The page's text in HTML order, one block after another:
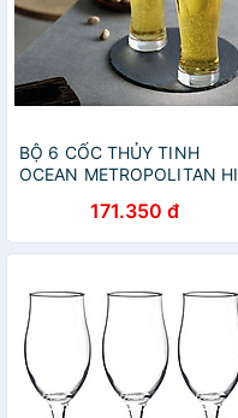
BỘ 6 CỐC THỦY TINH
OCEAN METROPOLITAN HI
171.350 đ